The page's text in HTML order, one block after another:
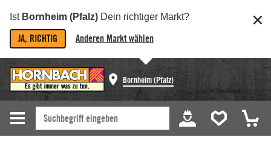
Ist Bornheim (Pfalz) Dein richtiger Markt?
JA, RICHTIG Anderen Markt wählen
Bornheim (Pfalz)